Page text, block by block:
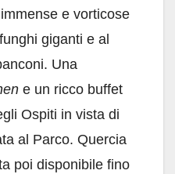
e vorticose
giganti e al
Una
e un ricco buffet
Ospiti in vista di
al Parco. Quercia
poi disponibile fino